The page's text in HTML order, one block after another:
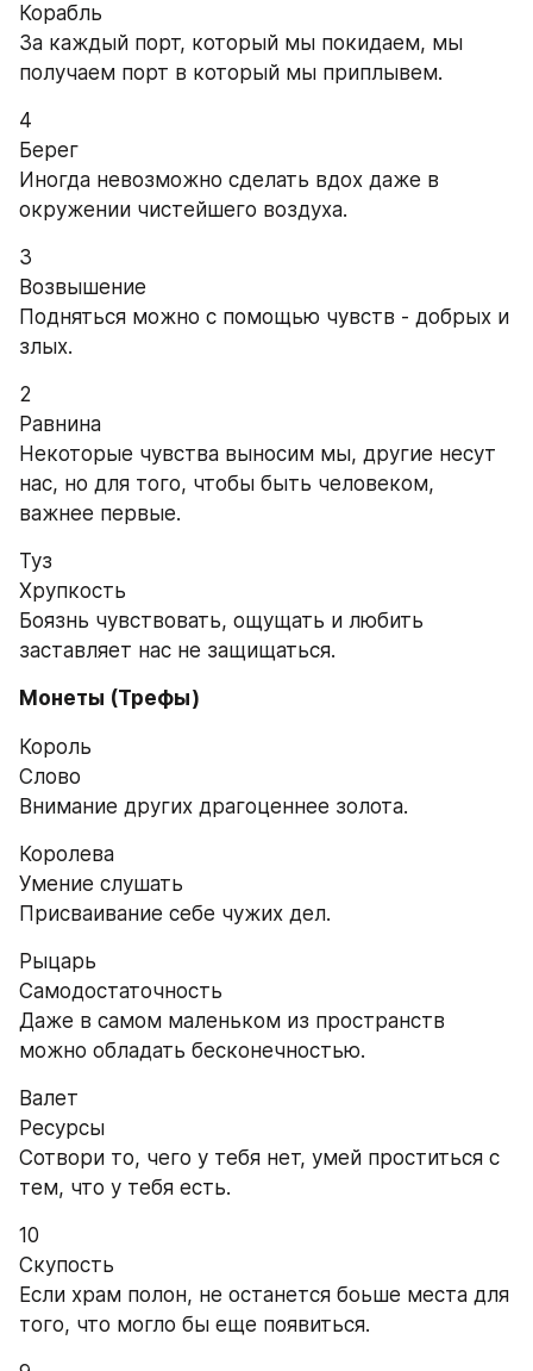
Корабль
За каждый порт, который мы покидаем, мы
получаем порт в который мы приплывем.
4
Берег
Иногда невозможно сделать вдох даже в
окружении чистейшего воздуха.
3
Возвышение
Подняться можно с помощью чувств - добрых и
злых.
2
Равнина
Некоторые чувства выносим мы, другие несут
нас, но для того, чтобы быть человеком,
важнее первые.
Туз
Хрупкость
Боязнь чувствовать, ощущать и любить
заставляет нас не защищаться.
Монеты (Трефы)
Король
Слово
Внимание других драгоценнее золота.
Королева
Умение слушать
Присваивание себе чужих дел.
Рыцарь
Самодостаточность
Даже в самом маленьком из пространств
можно обладать бесконечностью.
Валет
Ресурсы
Сотвори то, чего у тебя нет, умей проститься с
тем, что у тебя есть.
10
Скупость
Если храм полон, не останется боьше места для
того, что могло бы еще появиться.